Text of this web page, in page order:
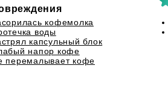
кофемолка
воды
капсульный блок
напор кофе
перемалывает кофе